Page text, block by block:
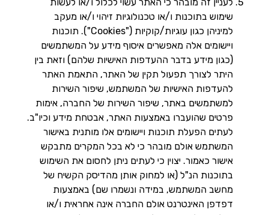
שימוש בתוכנות ו/או טכנולוגיות זיהוי ו/או מעקב
למיניהן כגון עוגיות/קוקיות ("Cookies"). תוכנות
ויישומים אלה מאפשרים איסוף מידע על המשתמשים
(כגון מידע בדבר ההעדפות האישיות שלהם) וזאת בין
היתר לצורך תפעול תקין של האתר, התאמת האתר
להעדפות האישיות של המשתמש, שיפור השירות
למשתמשים באתר, שיפור השירות של החברה, אימות
פרטים שהועברו באמצעות האתר, אבטחת מידע וכיו"ב.
לעתים הפעלת תוכנות ויישומים אלו מותנית באישור
המשתמש אולם מובהר כי לא בכל המקרים מתבקש
אישור כאמור. יצוין כי לעתים ניתן לחסום את השימוש
בתוכנות הנ"ל (או למחוק אותן מהדיסק הקשיח של
מחשב המשתמש, במידה ונשמרו שם) באמצעות
דפדפן האינטרנט אולם החברה אינה אחראית ו/או